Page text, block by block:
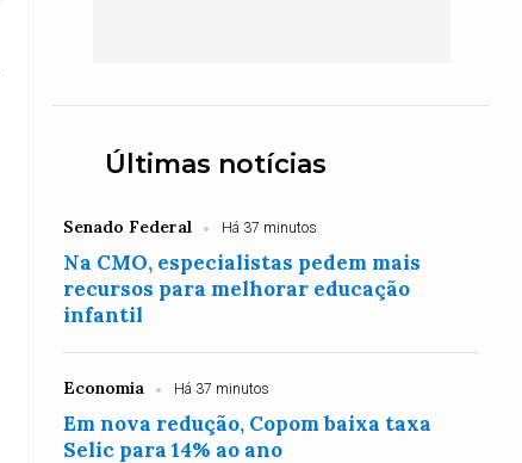
Últimas notícias
Senado Federal Há 37 minutos
Na CMO, especialistas pedem mais
recursos para melhorar educação
infantil
Economia Há 37 minutos
Em nova redução, Copom baixa taxa
Selic para 14% ao ano